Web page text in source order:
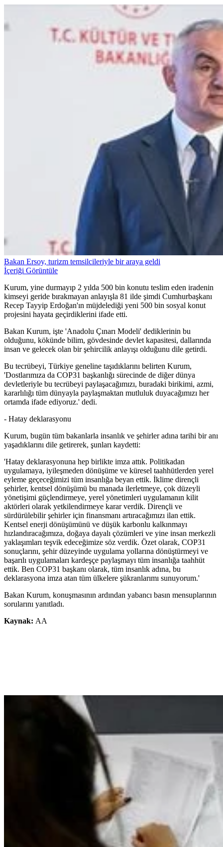
Bakan Ersoy, turizm temsilcileriyle bir araya geldi
İçeriği Görüntüle
Kurum, yine durmayıp 2 yılda 500 bin konutu teslim eden iradenin
kimseyi geride bırakmayan anlayışla 81 ilde şimdi Cumhurbaşkanı
Recep Tayyip Erdoğan'ın müjdelediği yeni 500 bin sosyal konut
projesini hayata geçirdiklerini ifade etti.
Bakan Kurum, işte 'Anadolu Çınarı Modeli' dediklerinin bu
olduğunu, kökünde bilim, gövdesinde devlet kapasitesi, dallarında
insan ve gelecek olan bir şehircilik anlayışı olduğunu dile getirdi.
Bu tecrübeyi, Türkiye geneline taşıdıklarını belirten Kurum,
'Dostlarımıza da COP31 başkanlığı sürecinde de diğer dünya
devletleriyle bu tecrübeyi paylaşacağımızı, buradaki birikimi, azmi,
kararlılığı tüm dünyayla paylaşmaktan mutluluk duyacağımızı her
ortamda ifade ediyoruz.' dedi.
- Hatay deklarasyonu
Kurum, bugün tüm bakanlarla insanlık ve şehirler adına tarihi bir anı
yaşadıklarını dile getirerek, şunları kaydetti:
'Hatay deklarasyonuna hep birlikte imza attık. Politikadan
uygulamaya, iyileşmeden dönüşüme ve küresel taahhütlerden yerel
eyleme geçeceğimizi tüm insanlığa beyan ettik. İklime dirençli
şehirler, kentsel dönüşümü bu manada ilerletmeye, çok düzeyli
yönetişimi güçlendirmeye, yerel yönetimleri uygulamanın kilit
aktörleri olarak yetkilendirmeye karar verdik. Dirençli ve
sürdürülebilir şehirler için finansmanı artıracağımızı ilan ettik.
Kentsel enerji dönüşümünü ve düşük karbonlu kalkınmayı
hızlandıracağımıza, doğaya dayalı çözümleri ve yine insan merkezli
yaklaşımları teşvik edeceğimize söz verdik. Özet olarak, COP31
sonuçlarını, şehir düzeyinde uygulama yollarına dönüştürmeyi ve
başarılı uygulamaları kardeşçe paylaşmayı tüm insanlığa taahhüt
ettik. Ben COP31 başkanı olarak, tüm insanlık adına, bu
deklarasyona imza atan tüm ülkelere şükranlarımı sunuyorum.'
Bakan Kurum, konuşmasının ardından yabancı basın mensuplarının
sorularını yanıtladı.
Kaynak: AA